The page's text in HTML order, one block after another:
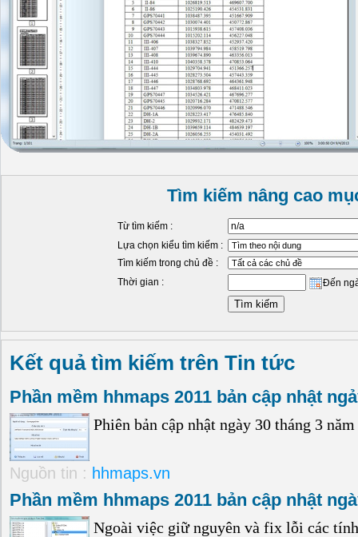
Tìm kiếm nâng cao
Từ tìm kiếm :
Lựa chọn kiểu tìm kiếm :
Tìm kiếm trong chủ đề :
Thời gian :
Đến
Kết quả tìm kiếm trên Tin tức
Phần mềm hhmaps 2011 bản cập nhật
Phiên bản cập nhật ngày 30 tháng 3
Nguồn tin : hhmaps.vn
Phần mềm hhmaps 2011 bản cập nhật
Ngoài việc giữ nguyên và fix lỗi các